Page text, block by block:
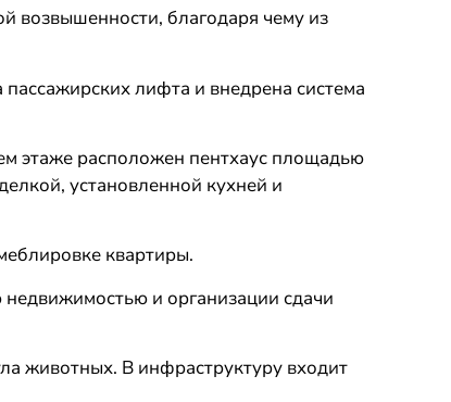
возвышенности, благодаря чему из
лифта и внедрена система
этаже расположен пентхаус площадью
установленной кухней и
квартиры.
и организации сдачи
животных. В инфраструктуру входит